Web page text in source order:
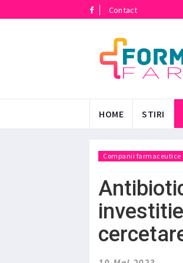
Contact
HOME STIRI
Companii farmaceutice